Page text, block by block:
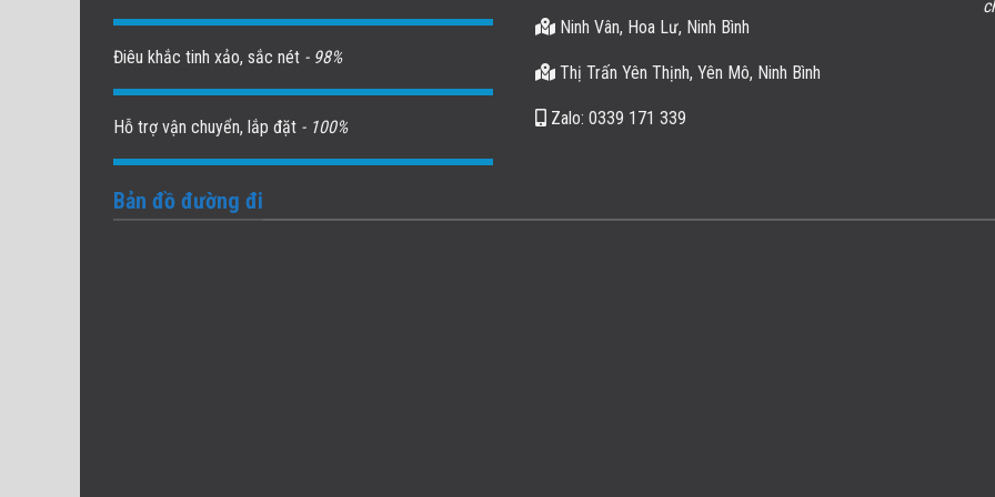
Điêu khắc tinh xảo, sắc nét - 98%
Hỗ trợ vận chuyển, lắp đặt - 100%
Ninh Vân, Hoa Lư, Ninh Bình
Thị Trấn Yên Thịnh, Yên Mô, Ninh Bình
Zalo: 0339 171 339
nhất định anh sẽ nhờ Cơ sở.
Nguyễn Hoàng /Hà Nội
Bản đồ đường đi